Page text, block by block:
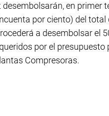
en primer
por ciento) del total
a desembolsar el
por el presupuesto
Compresoras.